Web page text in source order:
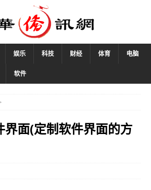
娱乐 科技 财经 体育 电脑
软件
界面(定制软件界面的方